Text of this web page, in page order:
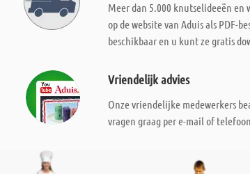
Meer dan 5.000 knutselideeën en
op de website van Aduis als PDF-
beschikbaar en u kunt ze gratis
Vriendelijk advies
Onze vriendelijke medewerkers
vragen graag per e-mail of